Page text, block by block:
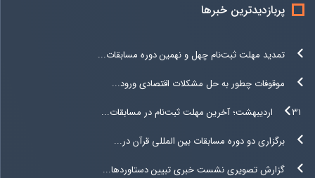
پربازدیدترین خبرها
تمدید مهلت ثبت‌نام چهل و نهمین دوره مسابقات...
موقوفات چطور به حل مشکلات اقتصادی ورود...
۳۱ اردیبهشت؛ آخرین مهلت ثبت‌نام در مسابقات...
برگزاری دو دوره مسابقات بین المللی قرآن در...
گزارش تصویری نشست خبری تبیین دستاوردها...